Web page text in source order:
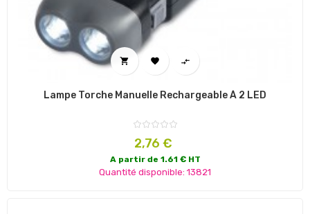
  
Lampe Torche Manuelle Rechargeable À 2 LED
Prix
2,76 €
A partir de 1.61 € HT
Quantité disponible: 13821